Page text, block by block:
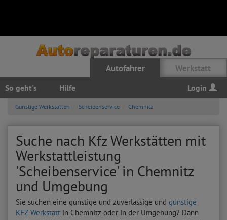
Autofahrer Werkstatt
So geht's Hilfe Login
Günstige Werkstätten Scheibenservice Chemnitz
Suche nach Kfz Werkstätten mit
Werkstattleistung
'Scheibenservice' in Chemnitz
und Umgebung
Sie suchen eine günstige und zuverlässige und günstige
KFZ-Werkstatt in Chemnitz oder in der Umgebung? Dann